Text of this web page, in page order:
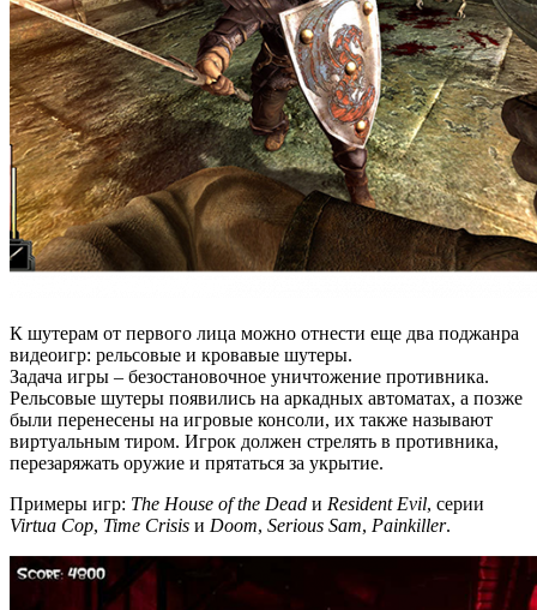
К шутерам от первого лица можно отнести еще два поджанра
видеоигр: рельсовые и кровавые шутеры.
Задача игры – безостановочное уничтожение противника.
Рельсовые шутеры появились на аркадных автоматах, а позже
были перенесены на игровые консоли, их также называют
виртуальным тиром. Игрок должен стрелять в противника,
перезаряжать оружие и прятаться за укрытие.
Примеры игр: The House of the Dead и Resident Evil, серии
Virtua Cop, Time Crisis и Doom, Serious Sam, Painkiller.